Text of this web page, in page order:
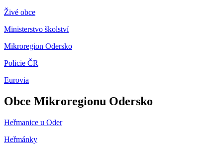
Živé obce
Ministerstvo školství
Mikroregion Odersko
Policie ČR
Eurovia
Obce Mikroregionu Odersko
Heřmanice u Oder
Heřmánky